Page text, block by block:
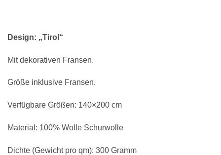
Design: „Tirol“
Mit dekorativen Fransen.
Größe inklusive Fransen.
Verfügbare Größen: 140×200 cm
Material: 100% Wolle Schurwolle
Dichte (Gewicht pro qm): 300 Gramm